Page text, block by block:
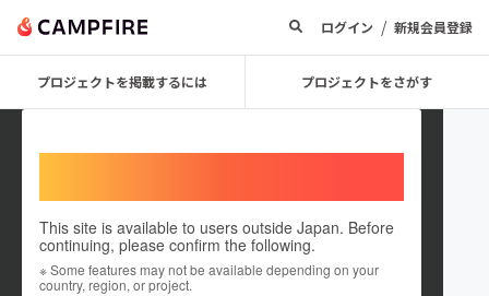
ログイン / 新規会員登録
プロジェクトを掲載するには プロジェクトをさがす
This site is available to users outside Japan. Before
continuing, please confirm the following.
※ Some features may not be available depending on your
country, region, or project.
TakaoHarada